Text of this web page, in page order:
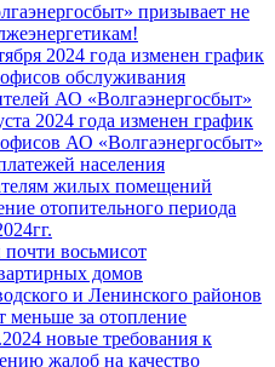
призывает не
2024 года изменен график
обслуживания
АО «Волгаэнергосбыт»
2024 года изменен график
АО «Волгаэнергосбыт»
населения
жилых помещений
отопительного периода
восьмисот
домов
и Ленинского районов
меньше за отопление
новые требования к
жалоб на качество